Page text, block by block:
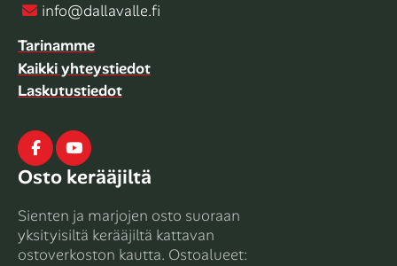
info@dallavalle.fi
Tarinamme
Kaikki yhteystiedot
Laskutustiedot
FacebookYoutube
Osto kerääjiltä
Sienten ja marjojen osto suoraan
yksityisiltä kerääjiltä kattavan
ostoverkoston kautta. Ostoalueet: